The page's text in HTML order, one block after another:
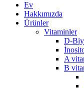
Ev
Hakkımızda
Ürünler
Vitaminler
D-
A
B